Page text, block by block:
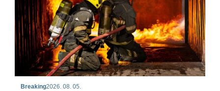
Breaking2026. 08. 05.